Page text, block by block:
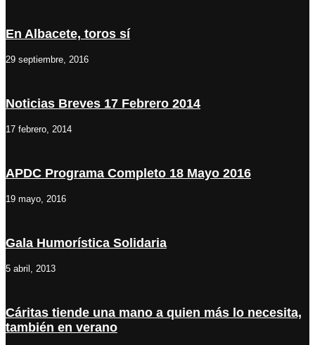
En Albacete, toros sí
29 septiembre, 2016
Noticias Breves 17 Febrero 2014
17 febrero, 2014
APDC Programa Completo 18 Mayo 2016
19 mayo, 2016
Gala Humorística Solidaria
5 abril, 2013
Cáritas tiende una mano a quien más lo necesita,
también en verano